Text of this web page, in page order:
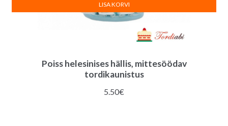
Poiss helesinises hällis, mittesöödav
tordikaunistus
5.50€
LISA KORVI